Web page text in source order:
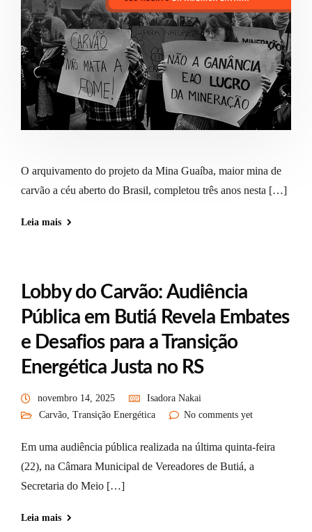
O arquivamento do projeto da Mina Guaíba, maior mina de
carvão a céu aberto do Brasil, completou três anos nesta […]
Leia mais
Lobby do Carvão: Audiência
Pública em Butiá Revela Embates
e Desafios para a Transição
Energética Justa no RS
novembro 14, 2025
Isadora Nakai
Carvão, Transição Energética No comments yet
Em uma audiência pública realizada na última quinta-feira
(22), na Câmara Municipal de Vereadores de Butiá, a
Secretaria do Meio […]
Leia mais